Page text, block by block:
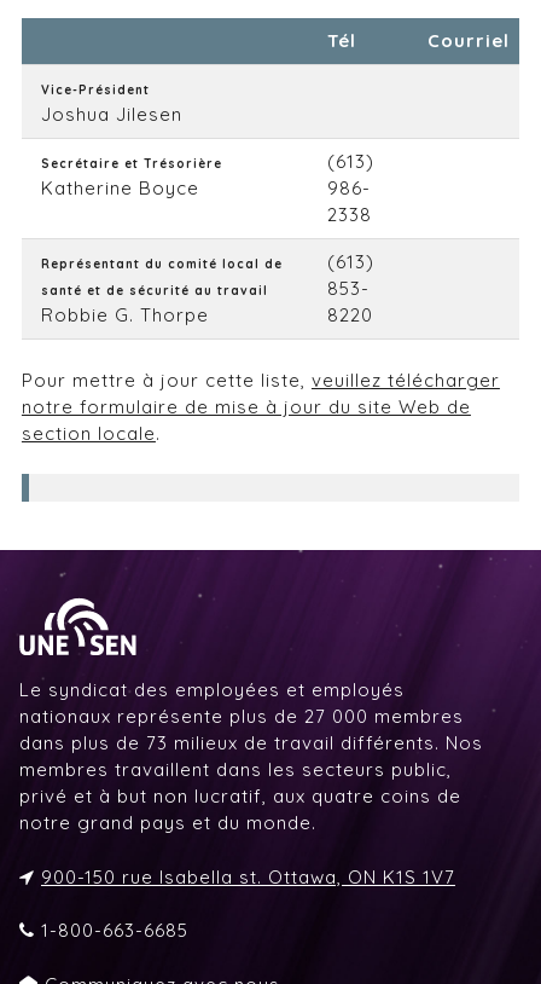
Tél Courriel
Vice-Président
Joshua Jilesen
Secrétaire et Trésorière
Katherine Boyce
(613)
986-
2338
Représentant du comité local de
santé et de sécurité au travail
Robbie G. Thorpe
(613)
853-
8220
Pour mettre à jour cette liste, veuillez télécharger
notre formulaire de mise à jour du site Web de
section locale.
Le syndicat des employées et employés
nationaux représente plus de 27 000 membres
dans plus de 73 milieux de travail différents. Nos
membres travaillent dans les secteurs public,
privé et à but non lucratif, aux quatre coins de
notre grand pays et du monde.
900-150 rue Isabella st. Ottawa, ON K1S 1V7
1-800-663-6685